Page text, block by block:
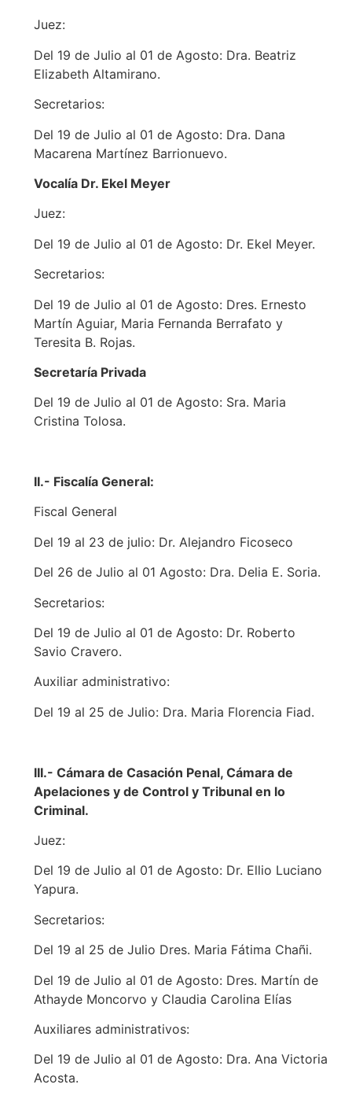
Juez:
Del 19 de Julio al 01 de Agosto: Dra. Beatriz
Elizabeth Altamirano.
Secretarios:
Del 19 de Julio al 01 de Agosto: Dra. Dana
Macarena Martínez Barrionuevo.
Vocalía Dr. Ekel Meyer
Juez:
Del 19 de Julio al 01 de Agosto: Dr. Ekel Meyer.
Secretarios:
Del 19 de Julio al 01 de Agosto: Dres. Ernesto
Martín Aguiar, Maria Fernanda Berrafato y
Teresita B. Rojas.
Secretaría Privada
Del 19 de Julio al 01 de Agosto: Sra. Maria
Cristina Tolosa.
II.- Fiscalía General:
Fiscal General
Del 19 al 23 de julio: Dr. Alejandro Ficoseco
Del 26 de Julio al 01 Agosto: Dra. Delia E. Soria.
Secretarios:
Del 19 de Julio al 01 de Agosto: Dr. Roberto
Savio Cravero.
Auxiliar administrativo:
Del 19 al 25 de Julio: Dra. Maria Florencia Fiad.
III.- Cámara de Casación Penal, Cámara de
Apelaciones y de Control y Tribunal en lo
Criminal.
Juez:
Del 19 de Julio al 01 de Agosto: Dr. Ellio Luciano
Yapura.
Secretarios:
Del 19 al 25 de Julio Dres. Maria Fátima Chañi.
Del 19 de Julio al 01 de Agosto: Dres. Martín de
Athayde Moncorvo y Claudia Carolina Elías
Auxiliares administrativos:
Del 19 de Julio al 01 de Agosto: Dra. Ana Victoria
Acosta.